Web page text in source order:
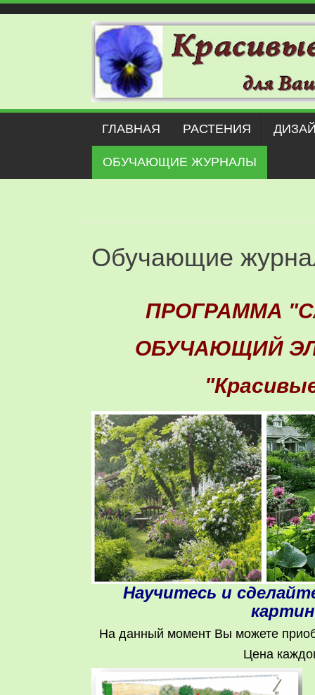
Наверх
ГЛАВНАЯ РАСТЕНИЯ
ОБУЧАЮЩИЕ ЖУРНАЛЫ
Обучающие
ПРОГРАММА
ОБУЧАЮЩИЙ
Научитесь и
На данный момент Вы можете
Цена